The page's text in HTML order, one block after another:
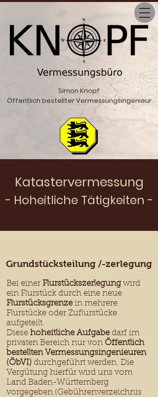
Simon Knopf
Öffentlich bestellter Vermessungsingenieur
Katastervermessung
- Hoheitliche Tätigkeiten -
Grundstücksteilung /-zerlegung
Bei einer Flurstückszerlegungwird
ein Flurstück durch eine neue
Flurstücksgrenzein mehrere
Flurstücke oder Zuflurstücke
aufgeteilt.
Diese hoheitliche Aufgabedarf im
privaten Bereich nur von Öffentlich
bestellten Vermessungsingenieuren
(ÖbVI) durchgeführt werden. Die
Vergütung hierfür wird uns vom
Land Baden-Württemberg
vorgegeben (Gebührenverzeichnis